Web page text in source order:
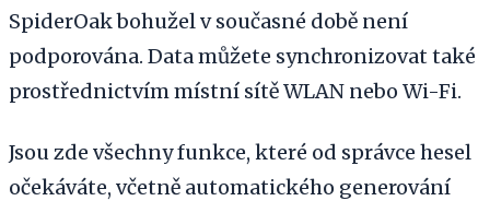
SpiderOak bohužel v současné době není
podporována. Data můžete synchronizovat také
prostřednictvím místní sítě WLAN nebo Wi-Fi.
Jsou zde všechny funkce, které od správce hesel
očekáváte, včetně automatického generování